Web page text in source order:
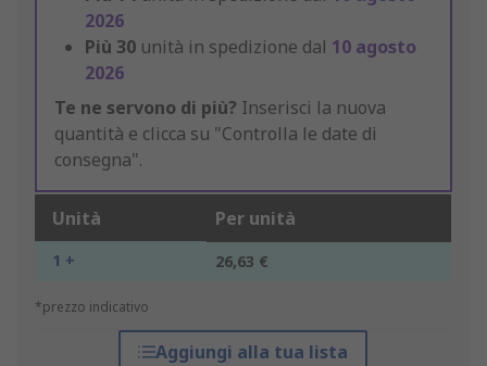
2026
Più 30 unità in spedizione dal 10 agosto
2026
Te ne servono di più? Inserisci la nuova
quantità e clicca su "Controlla le date di
consegna".
Unità Per unità
1 + 26,63 €
*prezzo indicativo
Aggiungi alla tua lista